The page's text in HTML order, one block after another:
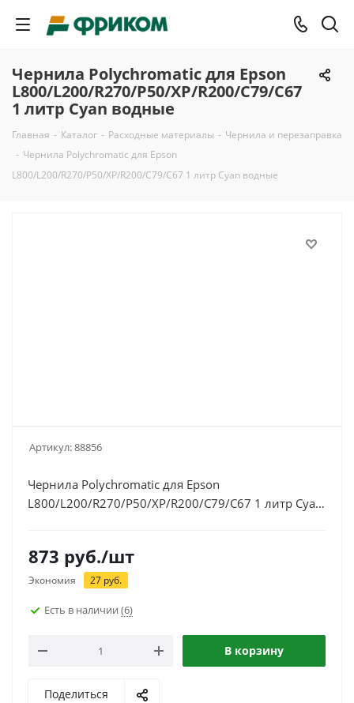
Чернила Polychromatic для Epson
L800/L200/R270/P50/XP/R200/C79/C67
1 литр Cyan водные
Главная - Каталог - Расходные материалы - Чернила и перезаправка
- Чернила Polychromatic для Epson
L800/L200/R270/P50/XP/R200/C79/C67 1 литр Cyan водные
Артикул:88856
Чернила Polychromatic для Epson
L800/L200/R270/P50/XP/R200/C79/C67 1 литр Cyan
873 руб./шт
Экономия 27 руб.
Есть в наличии (6)
В корзину
Поделиться